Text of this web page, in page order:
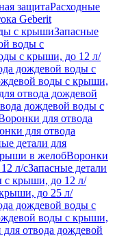
защитаРасходные
Geberit
с крышиЗапасные
воды с
с крыши, до 12 л/
дождевой воды с
воды с крыши,
отвода дождевой
дождевой воды с
для отвода
для отвода
детали для
в желобВоронки
л/сЗапасные детали
с крыши, до 12 л/
до 25 л/
дождевой воды с
воды с крыши,
отвода дождевой